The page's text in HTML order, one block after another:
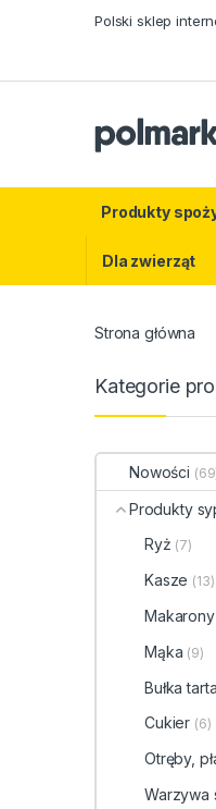
Polski sklep
Produkty
Dla zwierząt
Strona główna
Kategorie
Nowości
Produkty
Ryż (7)
Kasze (13)
Makarony
Mąka (9)
Bułka tarta
Cukier (6)
Otręby,
Warzywa